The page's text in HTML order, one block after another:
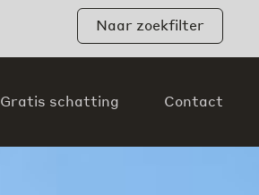
Naar zoekfilter
Gratis schatting Contact